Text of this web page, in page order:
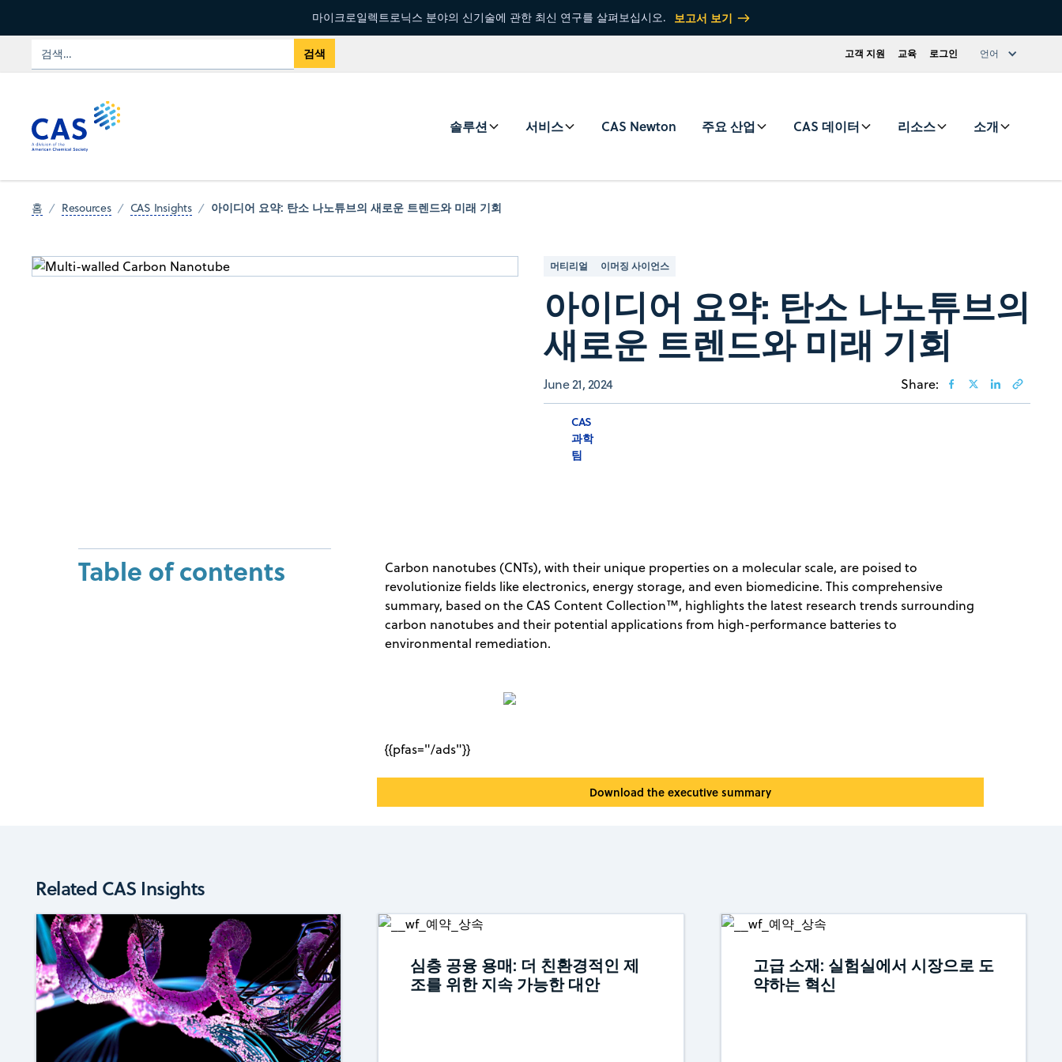
마이크로일렉트로닉스 분야의 신기술에 관한 최신 연구를 살펴보십시오. 보고서 보기
고객 지원 교육 로그인 언어
솔루션 서비스 CAS Newton 주요 산업 CAS 데이터 리소스 소개
홈 Resources CAS Insights 아이디어 요약: 탄소 나노튜브의 새로운 트렌드와 미래 기회
머티리얼 이머징 사이언스
아이디어 요약: 탄소 나노튜브의
새로운 트렌드와 미래 기회
June 21, 2024 Share:
CAS
과학
팀
Table of contents
Carbon nanotubes (CNTs), with their unique properties on a molecular scale, are poised to
revolutionize fields like electronics, energy storage, and even biomedicine. This comprehensive
summary, based on the CAS Content Collection™, highlights the latest research trends surrounding
carbon nanotubes and their potential applications from high-performance batteries to
environmental remediation.
{{pfas="/ads"}}
Download the executive summary
Related CAS Insights
심층 공융 용매: 더 친환경적인 제
조를 위한 지속 가능한 대안
고급 소재: 실험실에서 시장으로 도
약하는 혁신